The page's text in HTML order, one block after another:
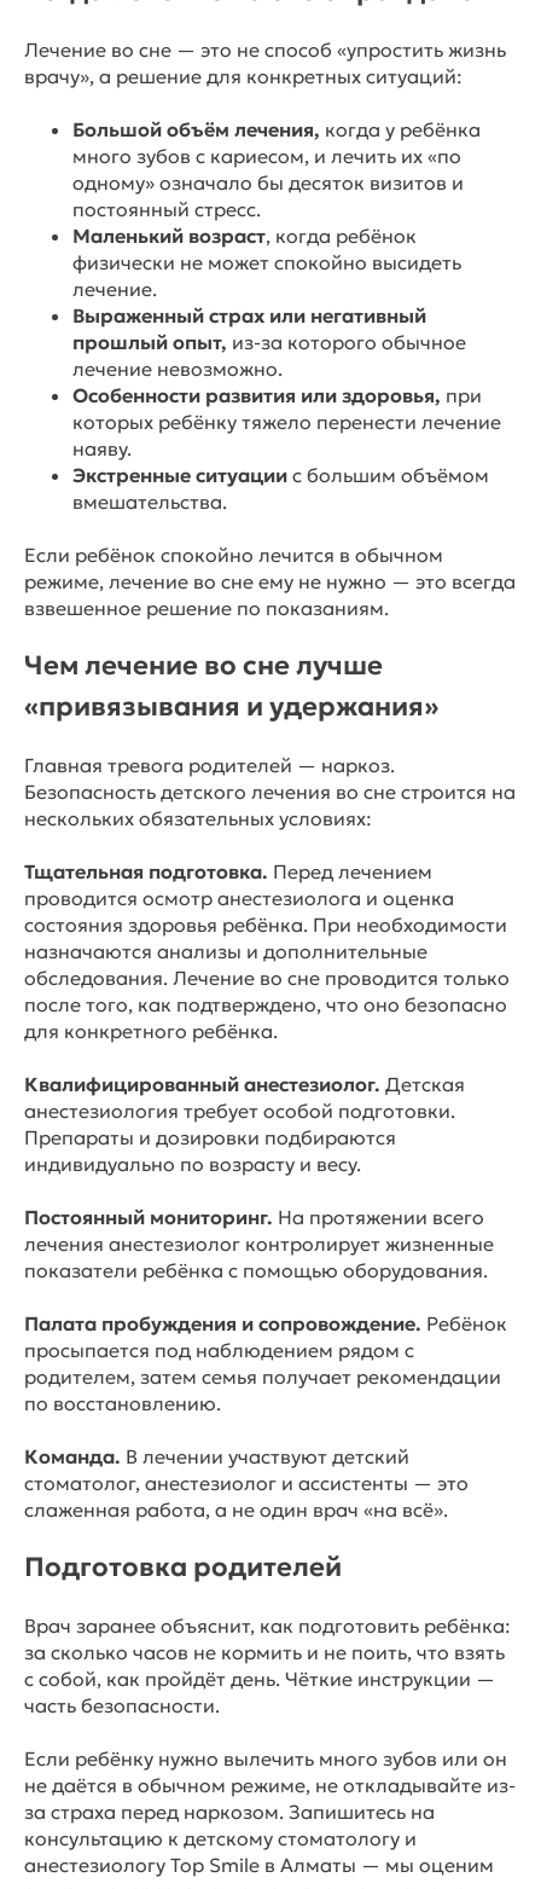
Лечение во сне — это не способ «упростить жизнь
врачу», а решение для конкретных ситуаций:
Большой объём лечения, когда у ребёнка
много зубов с кариесом, и лечить их «по
одному» означало бы десяток визитов и
постоянный стресс.
Маленький возраст, когда ребёнок
физически не может спокойно высидеть
лечение.
Выраженный страх или негативный
прошлый опыт, из-за которого обычное
лечение невозможно.
Особенности развития или здоровья, при
которых ребёнку тяжело перенести лечение
наяву.
Экстренные ситуации с большим объёмом
вмешательства.
Если ребёнок спокойно лечится в обычном
режиме, лечение во сне ему не нужно — это всегда
взвешенное решение по показаниям.
Чем лечение во сне лучше
«привязывания и удержания»
Главная тревога родителей — наркоз.
Безопасность детского лечения во сне строится на
нескольких обязательных условиях:
Тщательная подготовка. Перед лечением
проводится осмотр анестезиолога и оценка
состояния здоровья ребёнка. При необходимости
назначаются анализы и дополнительные
обследования. Лечение во сне проводится только
после того, как подтверждено, что оно безопасно
для конкретного ребёнка.
Квалифицированный анестезиолог. Детская
анестезиология требует особой подготовки.
Препараты и дозировки подбираются
индивидуально по возрасту и весу.
Постоянный мониторинг. На протяжении всего
лечения анестезиолог контролирует жизненные
показатели ребёнка с помощью оборудования.
Палата пробуждения и сопровождение. Ребёнок
просыпается под наблюдением рядом с
родителем, затем семья получает рекомендации
по восстановлению.
Команда. В лечении участвуют детский
стоматолог, анестезиолог и ассистенты — это
слаженная работа, а не один врач «на всё».
Подготовка родителей
Врач заранее объяснит, как подготовить ребёнка:
за сколько часов не кормить и не поить, что взять
с собой, как пройдёт день. Чёткие инструкции —
часть безопасности.
Если ребёнку нужно вылечить много зубов или он
не даётся в обычном режиме, не откладывайте из-
за страха перед наркозом. Запишитесь на
консультацию к детскому стоматологу и
анестезиологу Top Smile в Алматы — мы оценим